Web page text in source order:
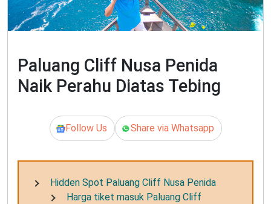
Paluang Cliff Nusa Penida
Naik Perahu Diatas Tebing
Follow Us Share via Whatsapp
Hidden Spot Paluang Cliff Nusa Penida
Harga tiket masuk Paluang Cliff